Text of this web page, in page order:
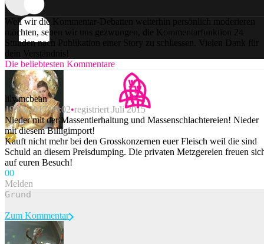
Weil wir die Kommentar-Debatten weiterhin persönlich moderieren
möchten, sehen wir uns gezwungen, die Kommentarfunktion 24
Stunden nach Publikation einer Story zu schliessen. Vielen Dank für
dein Verständnis!
Die beliebtesten Kommentare
lily.mcbean
19.03.2017 09:02 registriert Juli 2015
Nieder mit der Massentierhaltung und Massenschlachtereien! Nieder
mit diesem Billigimport!
Kauft nicht mehr bei den Grosskonzernen euer Fleisch weil die sind
Schuld an diesem Preisdumping. Die privaten Metzgereien freuen
auf euren Besuch!
00
Melden
Zum Kommentar